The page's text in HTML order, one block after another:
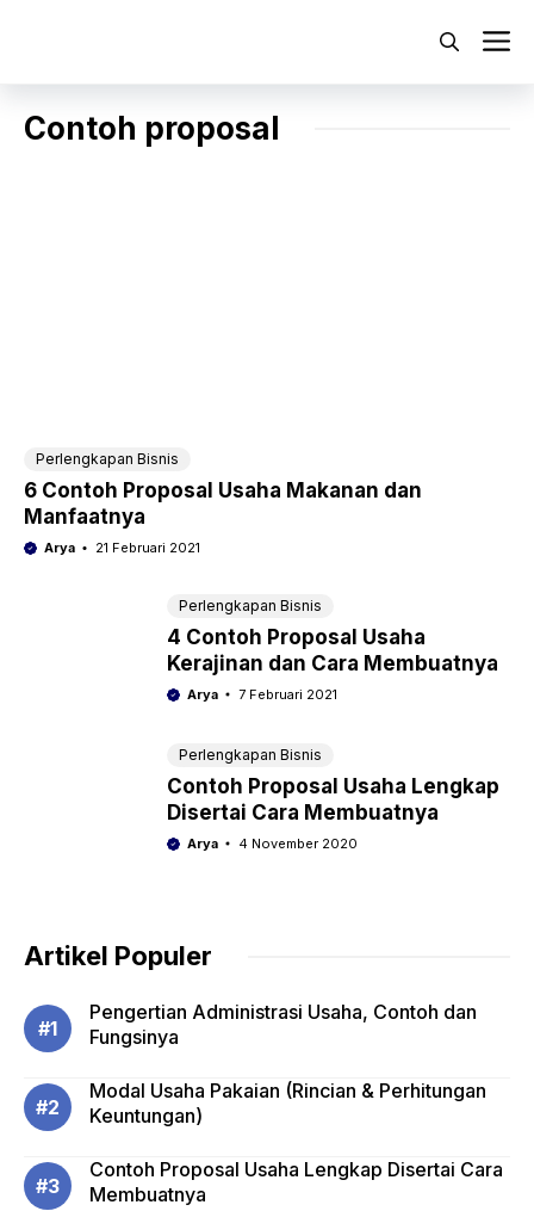
Contoh proposal
Perlengkapan Bisnis
6 Contoh Proposal Usaha Makanan dan
Manfaatnya
Arya 21 Februari 2021
Perlengkapan Bisnis
4 Contoh Proposal Usaha
Kerajinan dan Cara Membuatnya
Arya 7 Februari 2021
Perlengkapan Bisnis
Contoh Proposal Usaha Lengkap
Disertai Cara Membuatnya
Arya 4 November 2020
Artikel Populer
Pengertian Administrasi Usaha, Contoh dan
Fungsinya
Modal Usaha Pakaian (Rincian & Perhitungan
Keuntungan)
Contoh Proposal Usaha Lengkap Disertai Cara
Membuatnya